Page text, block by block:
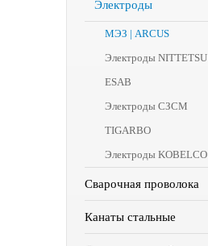
Электроды
МЭЗ | ARCUS
Электроды NITTETSU
ESAB
Электроды СЗСМ
TIGARBO
Электроды KOBELCO
Сварочная проволока
Канаты стальные